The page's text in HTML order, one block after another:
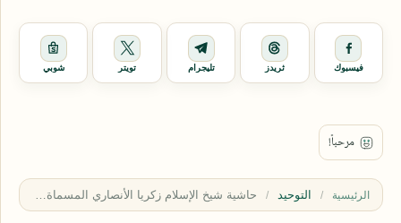
فيسبوك ثريدز تليجرام تويتر شوبي
الرئيسية التوحيد